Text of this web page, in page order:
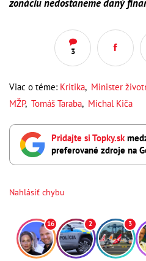
zonáciu nedostaneme daný
3
Viac o téme: Kritika, Minister
MŽP, Tomáš Taraba, Michal Kiča
Pridajte si Topky.sk
preferované zdroje na
Nahlásiť chybu
16 2 3